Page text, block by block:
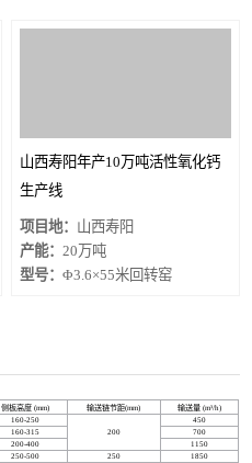
山西寿阳年产10万吨活性氧化钙
生产线
项目地： 山西寿阳
产能： 20万吨
型号： Φ3.6×55米回转窑
侧板高度 (mm) 输送链节距(mm) 输送量 (m³/h)
160-250
200
450
160-315
700
200-400
1150
250-500 250 1850